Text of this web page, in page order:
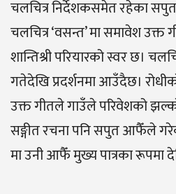
चलचित्र निर्देशकसमेत रहेका
चलचित्र ‘वसन्त’ मा समावेश उक्त
शान्तिश्री परियारको स्वर छ।
गतेदेखि प्रदर्शनमा आउँदैछ।
उक्त गीतले गाउँले परिवेशको
सङ्गीत रचना पनि सपुत आफैँले
मा उनी आफैँ मुख्य पात्रका रूपमा